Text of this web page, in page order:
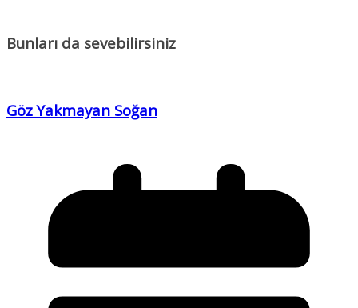
Bunları da sevebilirsiniz
Göz Yakmayan Soğan